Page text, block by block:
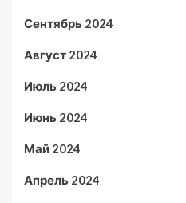
Сентябрь 2024
Август 2024
Июль 2024
Июнь 2024
Май 2024
Апрель 2024